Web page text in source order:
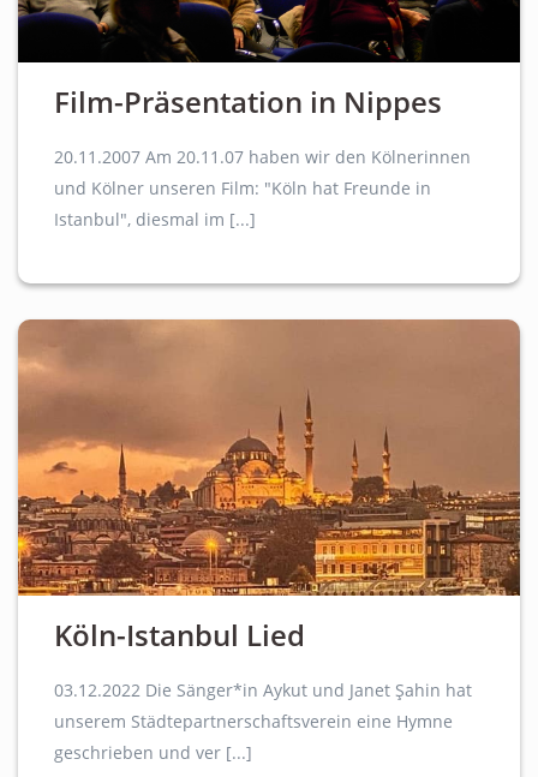
Film-Präsentation in Nippes
20.11.2007 Am 20.11.07 haben wir den Kölnerinnen
und Kölner unseren Film: "Köln hat Freunde in
Istanbul", diesmal im [...]
Köln-Istanbul Lied
03.12.2022 Die Sänger*in Aykut und Janet Şahin hat
unserem Städtepartnerschaftsverein eine Hymne
geschrieben und ver [...]